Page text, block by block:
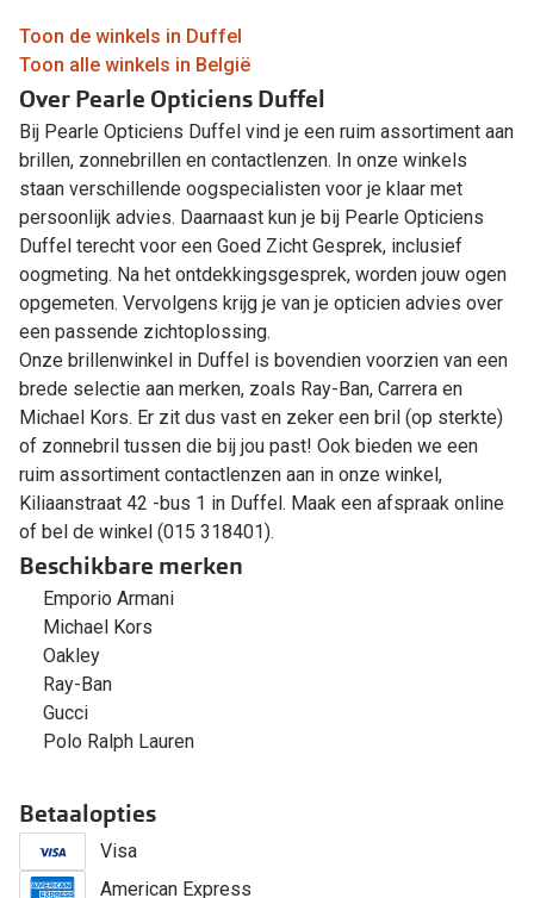
Toon de winkels in Duffel
Toon alle winkels in België
Over Pearle Opticiens Duffel
Bij Pearle Opticiens Duffel vind je een ruim assortiment aan
brillen, zonnebrillen en contactlenzen. In onze winkels
staan verschillende oogspecialisten voor je klaar met
persoonlijk advies. Daarnaast kun je bij Pearle Opticiens
Duffel terecht voor een Goed Zicht Gesprek, inclusief
oogmeting. Na het ontdekkingsgesprek, worden jouw ogen
opgemeten. Vervolgens krijg je van je opticien advies over
een passende zichtoplossing.
Onze brillenwinkel in Duffel is bovendien voorzien van een
brede selectie aan merken, zoals Ray-Ban, Carrera en
Michael Kors. Er zit dus vast en zeker een bril (op sterkte)
of zonnebril tussen die bij jou past! Ook bieden we een
ruim assortiment contactlenzen aan in onze winkel,
Kiliaanstraat 42 -bus 1 in Duffel. Maak een afspraak online
of bel de winkel (015 318401).
Beschikbare merken
Emporio Armani
Michael Kors
Oakley
Ray-Ban
Gucci
Polo Ralph Lauren
Betaalopties
Visa
American Express